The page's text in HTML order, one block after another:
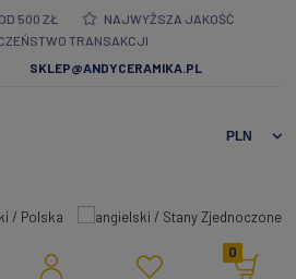
500 ZŁ
NAJWYŻSZA JAKOŚĆ
TRANSAKCJI
SKLEP@ANDYCERAMIKA.PL
0